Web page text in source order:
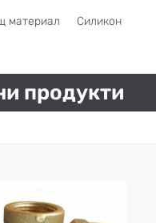
материал Силикон
продукти